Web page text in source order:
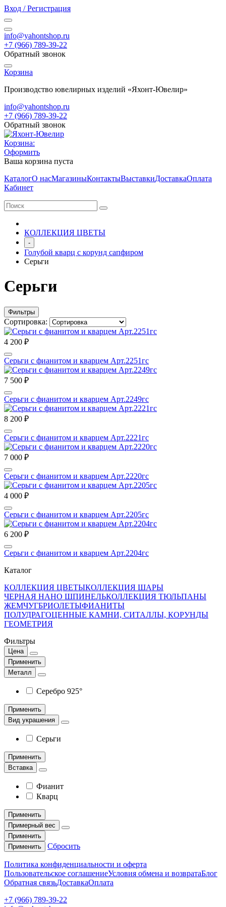
Вход / Регистрация
info@yahontshop.ru
+7 (966) 789-39-22
Обратный звонок
Корзина
Производство ювелирных изделий «Яхонт-Ювелир»
info@yahontshop.ru
+7 (966) 789-39-22
Обратный звонок
Корзина:
Оформить
Ваша корзина пуста
КаталогО насМагазиныКонтактыВыставкиДоставкаОплата
Кабинет
КОЛЛЕКЦИЯ ЦВЕТЫ
-
Голубой кварц с корунд сапфиром
Серьги
Серьги
Фильтры
Сортировка:
4 200 ₽
Серьги с фианитом и кварцем Арт.2251гс
7 500 ₽
Серьги с фианитом и кварцем Арт.2249гс
8 200 ₽
Серьги с фианитом и кварцем Арт.2221гс
7 000 ₽
Серьги с фианитом и кварцем Арт.2220гс
4 000 ₽
Серьги с фианитом и кварцем Арт.2205гс
6 200 ₽
Серьги с фианитом и кварцем Арт.2204гс
Каталог
КОЛЛЕКЦИЯ ЦВЕТЫКОЛЛЕКЦИЯ ШАРЫ
ЧЕРНАЯ НАНО ШПИНЕЛЬКОЛЛЕКЦИЯ ТЮЛЬПАНЫ
ЖЕМЧУГБРИОЛЕТЫФИАНИТЫ
ПОЛУДРАГОЦЕННЫЕ КАМНИ, СИТАЛЛЫ, КОРУНДЫ
ГЕОМЕТРИЯ
Фильтры
Цена
Применить
Металл
Серебро 925°
Применить
Вид украшения
Серьги
Применить
Вставка
Фианит
Кварц
Применить
Примерный вес
Применить
Применить
Сбросить
Политика конфиденциальности и оферта
Пользовательское соглашениеУсловия обмена и возвратаБлог
Обратная связьДоставкаОплата
+7 (966) 789-39-22